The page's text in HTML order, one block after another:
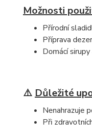
Možnosti
Přírodní
Příprava
Domácí
⚠️ Důležité
Nenahrazuje
Při